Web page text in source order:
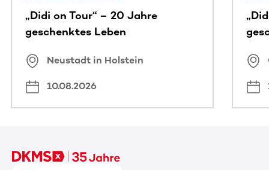
„Didi on Tour“ – 20 Jahre
geschenktes Leben
Neustadt in Holstein
10.08.2026